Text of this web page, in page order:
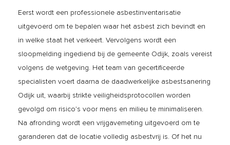
Eerst wordt een professionele asbestinventarisatie
uitgevoerd om te bepalen waar het asbest zich bevindt en
in welke staat het verkeert. Vervolgens wordt een
sloopmelding ingediend bij de gemeente Odijk, zoals vereist
volgens de wetgeving. Het team van gecertificeerde
specialisten voert daarna de daadwerkelijke asbestsanering
Odijk uit, waarbij strikte veiligheidsprotocollen worden
gevolgd om risico’s voor mens en milieu te minimaliseren.
Na afronding wordt een vrijgavemeting uitgevoerd om te
garanderen dat de locatie volledig asbestvrij is. Of het nu